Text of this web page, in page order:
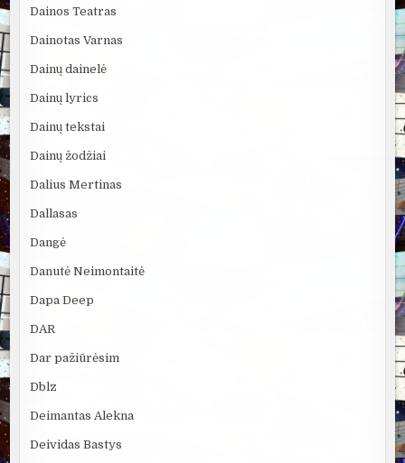
Dainos Teatras
Dainotas Varnas
Dainų dainelė
Dainų lyrics
Dainų tekstai
Dainų žodžiai
Dalius Mertinas
Dallasas
Dangė
Danutė Neimontaitė
Dapa Deep
DAR
Dar pažiūrėsim
Dblz
Deimantas Alekna
Deividas Bastys